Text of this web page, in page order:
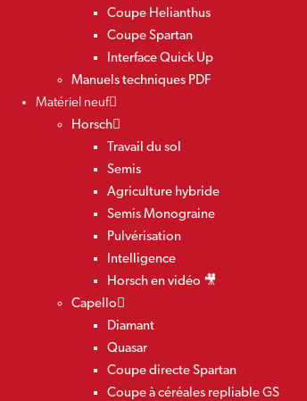
Coupe Helianthus
Coupe Spartan
Interface Quick Up
Manuels techniques PDF
Matériel neuf
Horsch
Travail du sol
Semis
Agriculture hybride
Semis Monograine
Pulvérisation
Intelligence
Horsch en vidéo 🎥
Capello
Diamant
Quasar
Coupe directe Spartan
Coupe à céréales repliable GS